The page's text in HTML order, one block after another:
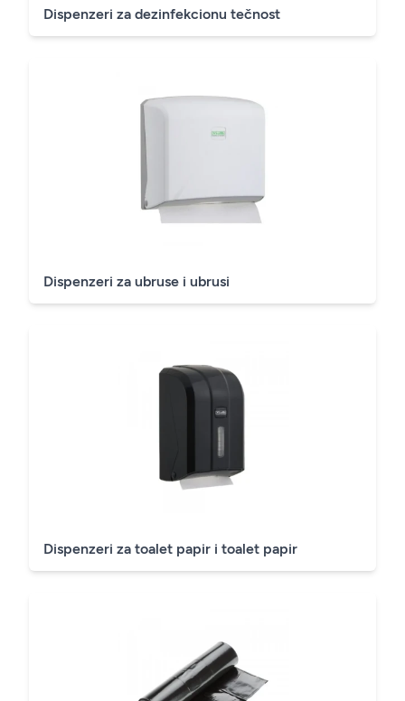
Dispenzeri za dezinfekcionu tečnost
Dispenzeri za ubruse i ubrusi
Dispenzeri za toalet papir i toalet papir